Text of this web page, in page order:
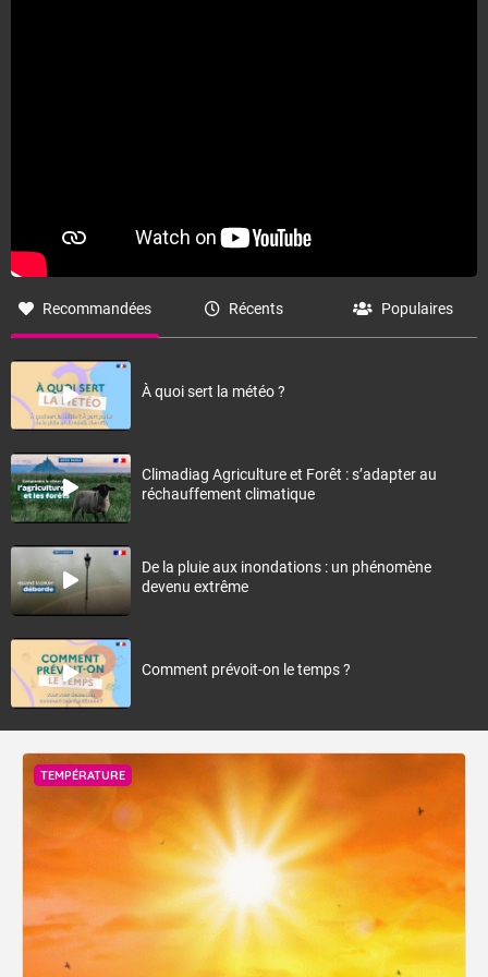
Recommandées Récents Populaires
À quoi sert la météo ?
Climadiag Agriculture et Forêt : s’adapter au
réchauffement climatique
De la pluie aux inondations : un phénomène
devenu extrême
Comment prévoit-on le temps ?
TEMPÉRATURE